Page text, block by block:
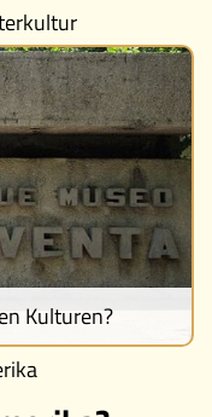
Kulturen?